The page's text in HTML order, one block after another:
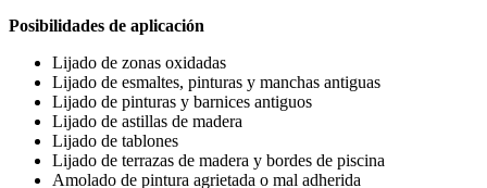
Posibilidades de aplicación
Lijado de zonas oxidadas
Lijado de esmaltes, pinturas y manchas antiguas
Lijado de pinturas y barnices antiguos
Lijado de astillas de madera
Lijado de tablones
Lijado de terrazas de madera y bordes de piscina
Amolado de pintura agrietada o mal adherida